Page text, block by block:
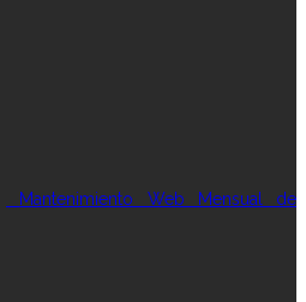
Mantenimiento Web Mensual de